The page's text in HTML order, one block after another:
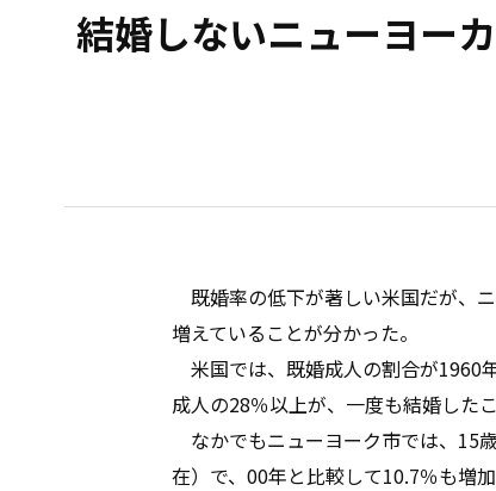
結婚しないニューヨー
既婚率の低下が著しい米国だが、
増えていることが分かった。
米国では、既婚成人の割合が1960
成人の28％以上が、一度も結婚した
なかでもニューヨーク市では、15
在）で、00年と比較して10.7％も増